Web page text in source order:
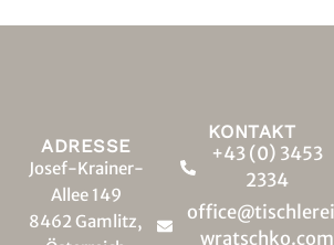
ADRESSE
Josef-Krainer-
Allee 149
8462 Gamlitz,
KONTAKT
+43 (0) 3453
2334
wratschko.com